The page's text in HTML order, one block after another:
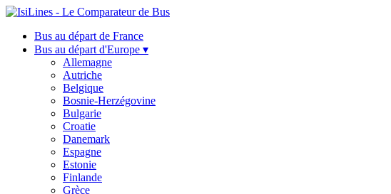
Bus au départ de France
Bus au départ d'Europe ▾
Allemagne
Autriche
Belgique
Bosnie-Herzégovine
Bulgarie
Croatie
Danemark
Espagne
Estonie
Finlande
Grèce